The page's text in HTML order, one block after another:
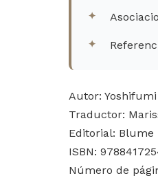
Autor:
Traductor:
Editorial: Blume
ISBN:
Número de